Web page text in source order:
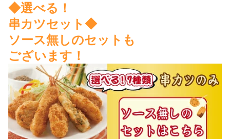
◆選べる！
串カツセット◆
ソース無しのセットも
ございます！